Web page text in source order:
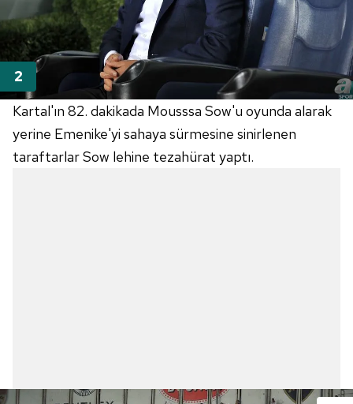
Kartal'ın 82. dakikada Mousssa Sow'u oyunda alarak
yerine Emenike'yi sahaya sürmesine sinirlenen
taraftarlar Sow lehine tezahürat yaptı.